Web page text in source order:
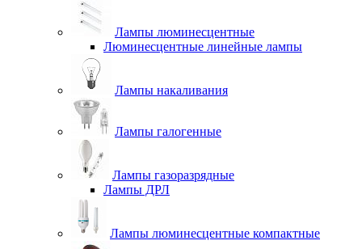
Лампы люминесцентные
Люминесцентные линейные лампы
Лампы накаливания
Лампы галогенные
Лампы газоразрядные
Лампы ДРЛ
Лампы люминесцентные компактные